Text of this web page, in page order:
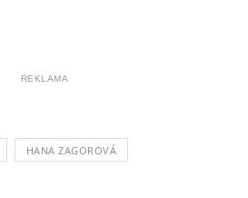
REKLAMA
HANA ZAGOROVÁ